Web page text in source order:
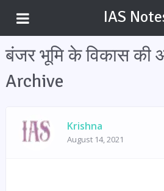
IAS
बंजर भूमि के विकास की
Archive
Krishna
August 14, 2021